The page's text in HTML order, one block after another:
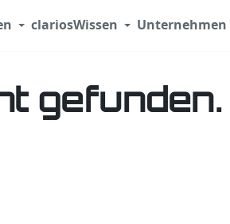
clariosWissen Unternehmen
gefunden.